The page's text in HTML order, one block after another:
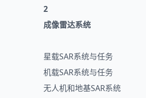
2
成像雷达系统
星载SAR系统与任务
机载SAR系统与任务
无人机和地基SAR系统